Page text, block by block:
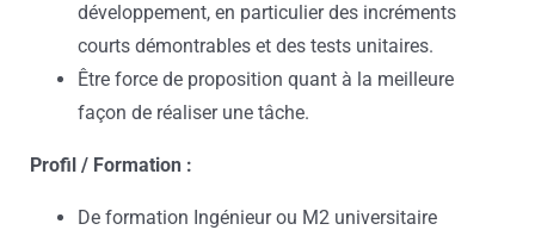
développement, en particulier des incréments
courts démontrables et des tests unitaires.
Être force de proposition quant à la meilleure
façon de réaliser une tâche.
Profil / Formation :
De formation Ingénieur ou M2 universitaire